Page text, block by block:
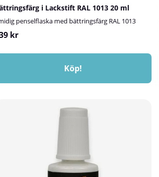
i Lackstift RAL 1013 20 ml
penselflaska med bättringsfärg RAL 1013
kr
Köp!